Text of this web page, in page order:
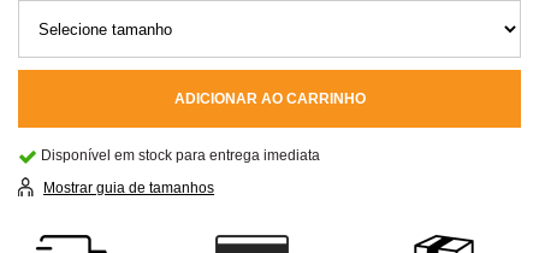
ADICIONAR AO CARRINHO
Disponível em stock para entrega imediata
Mostrar guia de tamanhos